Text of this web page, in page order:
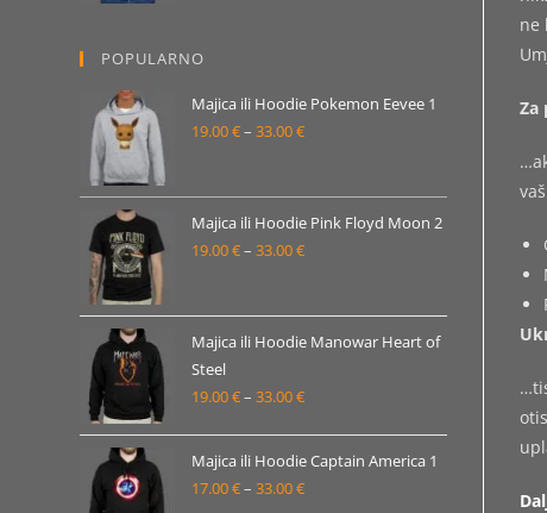
ne
Za
33.00 €
POPULARNO
Majica ili Hoodie Pokemon Eevee 1
19.00€– 33.00€Raspon
od
19.00 €
do
Majica ili Hoodie Pink Floyd Moon 2
19.00€– 33.00€Raspon
od
19.00 €
33.00 €
Majica ili Hoodie Manowar Heart of
Steel
19.00€– 33.00€Raspon
od
19.00 €
Majica ili Hoodie Captain America 1
17.00€– 33.00€Raspon